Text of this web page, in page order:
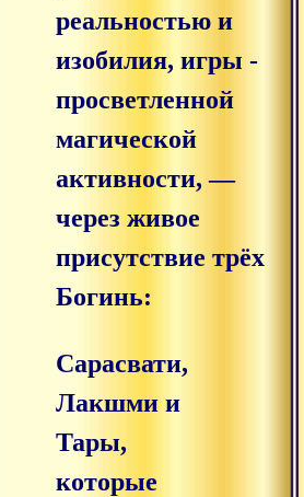
реальностью и
изобилия, игры -
просветленной
магической
активности, —
через живое
присутствие трёх
Богинь:
Сарасвати,
Лакшми и
Тары,
которые